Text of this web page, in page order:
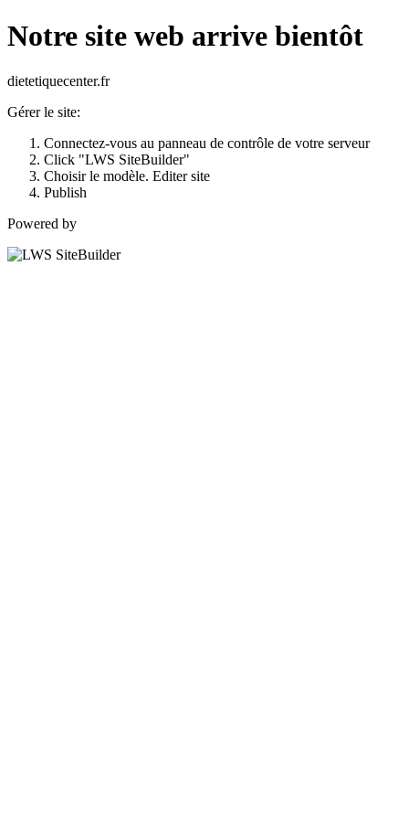
Notre site web arrive bientôt
dietetiquecenter.fr
Gérer le site:
Connectez-vous au panneau de contrôle de votre serveur
Click "LWS SiteBuilder"
Choisir le modèle. Editer site
Publish
Powered by